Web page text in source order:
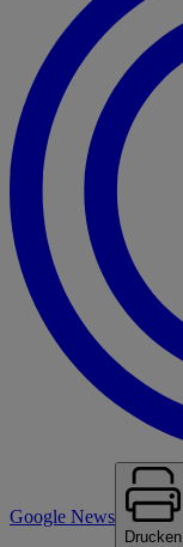
Google News
Drucken